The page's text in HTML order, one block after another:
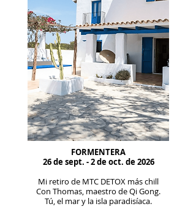
FORMENTERA
26 de sept. - 2 de oct. de 2026
Mi retiro de MTC DETOX más chill
Con Thomas, maestro de Qi Gong.
Tú, el mar y la isla paradisíaca.